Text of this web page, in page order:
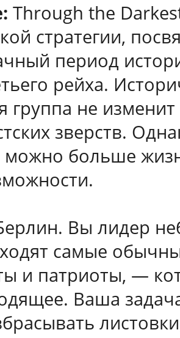
Through the
стратегии,
период
рейха.
группа не
зверств.
можно больше
Вы лидер
самые
и патриоты, —
Ваша